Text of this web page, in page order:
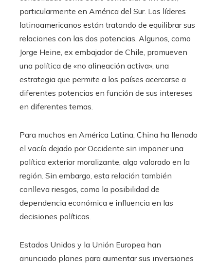
particularmente en América del Sur. Los líderes
latinoamericanos están tratando de equilibrar sus
relaciones con las dos potencias. Algunos, como
Jorge Heine, ex embajador de Chile, promueven
una política de «no alineación activa», una
estrategia que permite a los países acercarse a
diferentes potencias en función de sus intereses
en diferentes temas.
Para muchos en América Latina, China ha llenado
el vacío dejado por Occidente sin imponer una
política exterior moralizante, algo valorado en la
región. Sin embargo, esta relación también
conlleva riesgos, como la posibilidad de
dependencia económica e influencia en las
decisiones políticas.
Estados Unidos y la Unión Europea han
anunciado planes para aumentar sus inversiones